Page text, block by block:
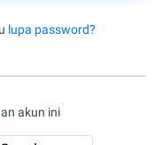
lupa password?
akun ini